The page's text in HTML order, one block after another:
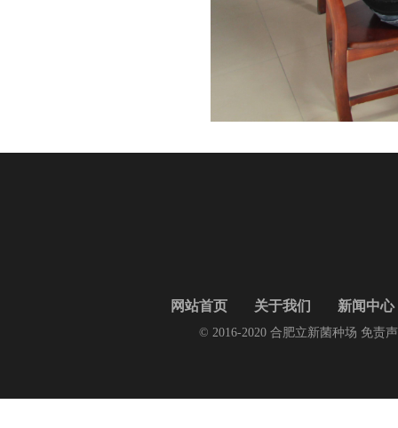
网站首页 关于我们 新闻中心
© 2016-2020 合肥立新菌种场 免责